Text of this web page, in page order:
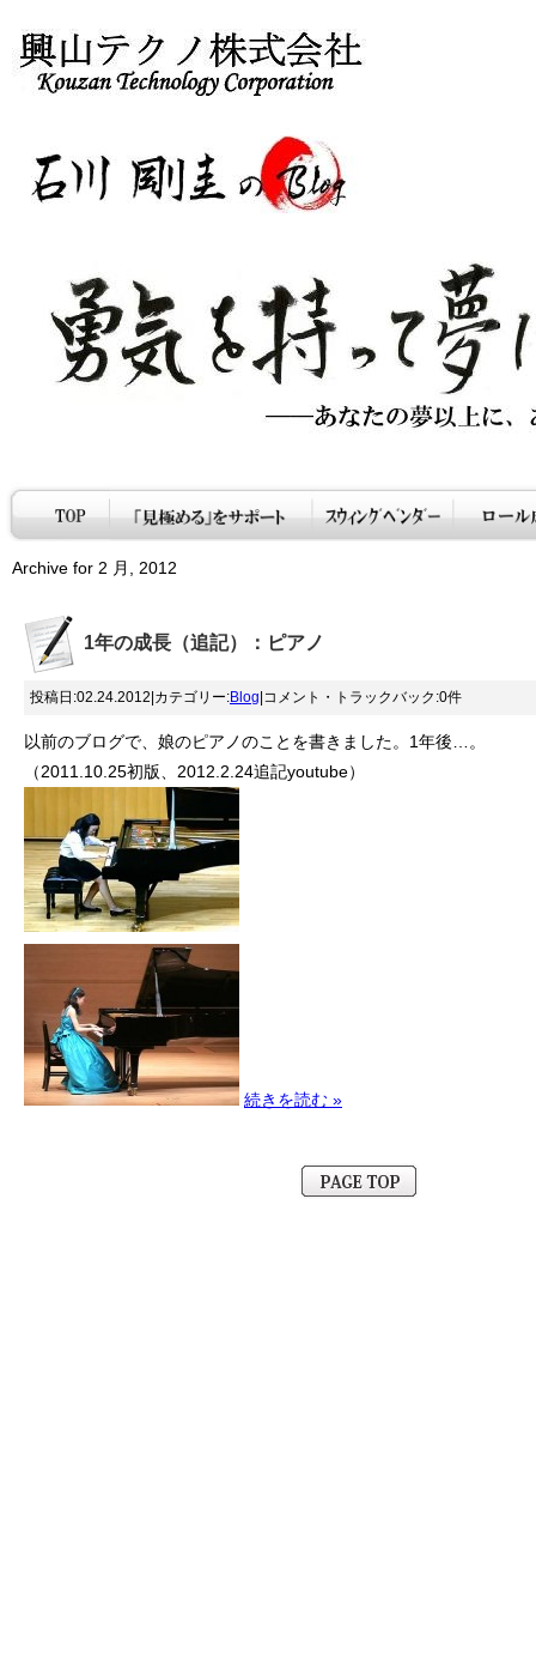
Archive for 2 月, 2012
1年の成長（追記）：ピアノ
投稿日:02.24.2012|カテゴリー:Blog |コメント・トラックバック:0件
以前のブログで、娘のピアノのことを書きました。1年後…。
（2011.10.25初版、2012.2.24追記youtube）
続きを読む »